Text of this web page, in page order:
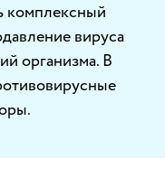
комплексный
вируса
организма. В